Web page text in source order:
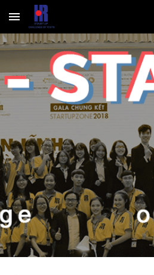
Skip to main content